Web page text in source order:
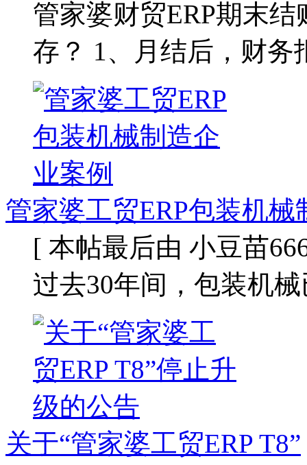
管家婆财贸ERP期末
存？ 1、月结后，财
管家婆工贸ERP包装机械
[ 本帖最后由 小豆苗
过去30年间，包装机
关于“管家婆工贸ERP T8”